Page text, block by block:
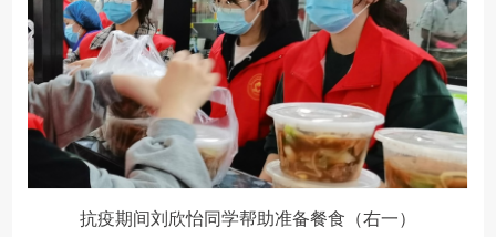
抗疫期间刘欣怡同学帮助准备餐食（右一）